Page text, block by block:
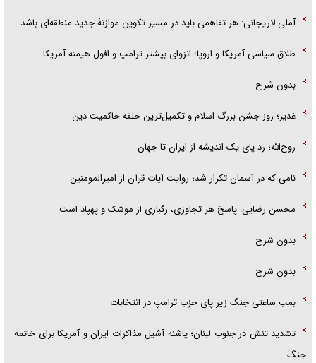
آملی لاریجانی: هر تفاهمی باید در مسیر تکوین موازنۀ جدید منطقه‌ای باشد
طلاق سیاسی آمریکا و اروپا؛ انزوای بیشتر ترامپ و افول هیمنه آمریکا
بدون شرح
غدیر؛ روز جشن بزرگ اسلام و تکمیل‌ترین حلقه حاکمیت دین
روح‌الله؛ رد پای یک اندیشه از ایران تا جهان
نامی که در آسمان تکرار شد؛ روایت آیات قرآن از امیرالمومنین
محسن رضایی: پاسخ هر تجاوزی، رگباری از موشک و پهپاد است
بدون شرح
بدون شرح
بمب ساعتی جنگ زیر پای حزب ترام‍پ در انتخابات
تشدید تنش در جنوب لبنان؛ پاشنه آشیل مذاکرات ایران و آمریکا برای خاتمه
جنگ